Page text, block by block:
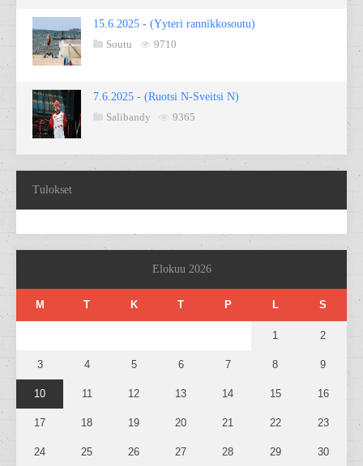
15.6.2025 - (Yyteri rannikkosoutu)
Soutu
9710
7.6.2025 - (Ruotsi N-Sveitsi N)
Salibandy
9365
Tulokset
Elokuu 2026
M T K T P L S
1 2
3 4 5 6 7 8 9
10 11 12 13 14 15 16
17 18 19 20 21 22 23
24 25 26 27 28 29 30